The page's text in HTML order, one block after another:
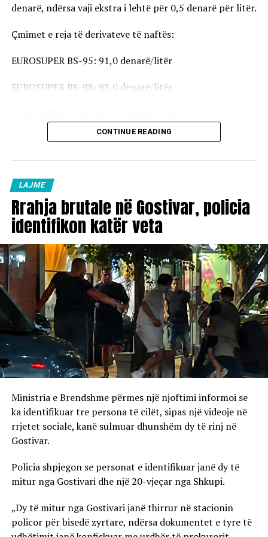
denarë, ndërsa vaji ekstra i lehtë për 0,5 denarë për litër.
Çmimet e reja të derivateve të naftës:
EUROSUPER BS-95: 91,0 denarë/litër
EUROSUPER BS-98: 93,0 denarë/litër
Vaji ekstra i lehtë (EL-1): 98,5 denarë/litër
vlejnë në të gjitha pikat e karburanteve në vend.
CONTINUE READING
LAJME
Rrahja brutale në Gostivar, policia
identifikon katër veta
Ministria e Brendshme përmes një njoftimi informoi se
ka identifikuar tre persona të cilët, sipas një videoje në
rrjetet sociale, kanë sulmuar dhunshëm dy të rinj në
Gostivar.
Policia shpjegon se personat e identifikuar janë dy të
mitur nga Gostivari dhe një 20-vjeçar nga Shkupi.
„Dy të mitur nga Gostivari janë thirrur në stacionin
policor për bisedë zyrtare, ndërsa dokumentet e tyre të